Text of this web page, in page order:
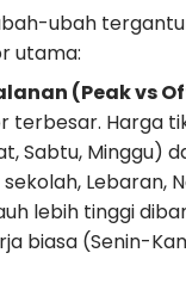
ubah
utama:
(Peak vs
terbesar. Harga
Sabtu, Minggu)
Lebaran,
lebih tinggi
biasa (Senin-